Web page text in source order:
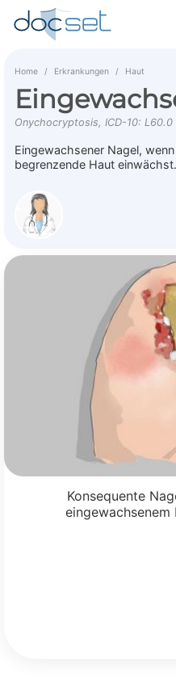
Home Erkrankungen Haut
Onychocryptosis, ICD-10: L60.0
Eingewachsener Nagel,
begrenzende Haut einwächst.
Konsequente